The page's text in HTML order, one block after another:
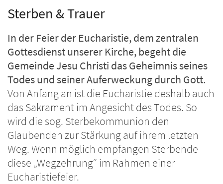
Sterben & Trauer
In der Feier der Eucharistie, dem zentralen
Gottesdienst unserer Kirche, begeht die
Gemeinde Jesu Christi das Geheimnis seines
Todes und seiner Auferweckung durch Gott.
Von Anfang an ist die Eucharistie deshalb auch
das Sakrament im Angesicht des Todes. So
wird die sog. Sterbekommunion den
Glaubenden zur Stärkung auf ihrem letzten
Weg. Wenn möglich empfangen Sterbende
diese „Wegzehrung“ im Rahmen einer
Eucharistiefeier.